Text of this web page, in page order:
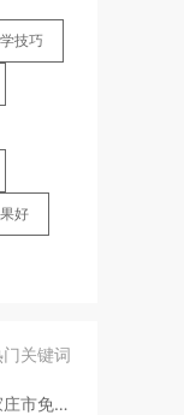
技巧
好
门关键词
石家庄市野钓钓鱼的好地方（石家庄市免费野钓地点推荐）